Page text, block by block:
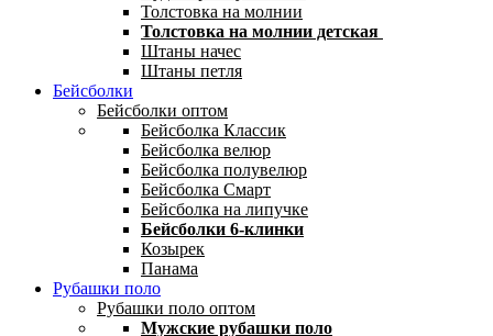
Толстовка на молнии
Толстовка на молнии детская
Штаны начес
Штаны петля
Бейсболки
Бейсболки оптом
Бейсболка Классик
Бейсболка велюр
Бейсболка полувелюр
Бейсболка Смарт
Бейсболка на липучке
Бейсболки 6-клинки
Козырек
Панама
Рубашки поло
Рубашки поло оптом
Мужские рубашки поло